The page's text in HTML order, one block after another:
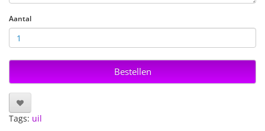
Aantal
Bestellen
Tags: uil